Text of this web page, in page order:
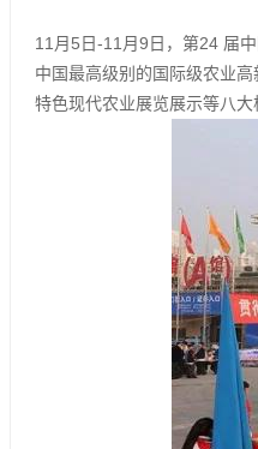
11月5日-11月9日，第24 届
中国最高级别的国际级农业
特色现代农业展览展示等八大